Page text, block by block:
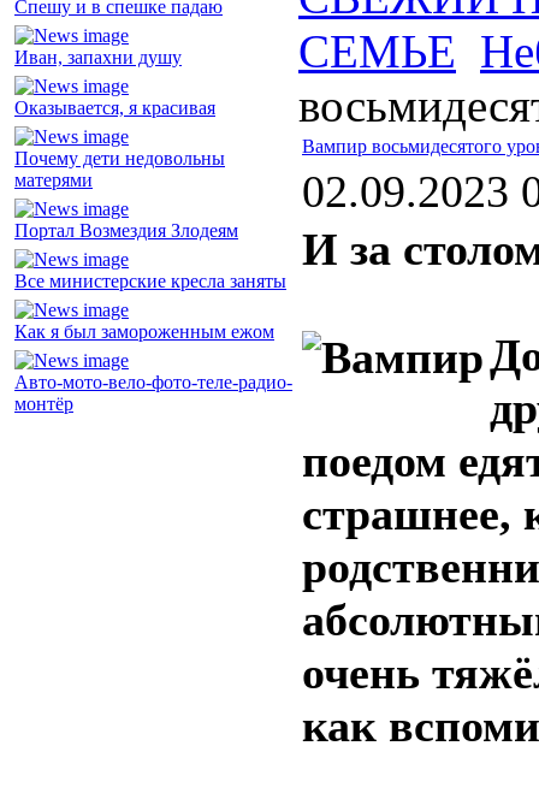
Спешу и в спешке падаю
Иван, запахни душу
Оказывается, я красивая
Почему дети недовольны
матерями
Портал Возмездия Злодеям
Все министерские кресла заняты
Как я был замороженным ежом
Авто-мото-вело-фото-теле-радио-
монтёр
СЕМЬЕ
Вампир восьмидесятого
02.09.2023
И за
поедом
страшнее,
очень
как